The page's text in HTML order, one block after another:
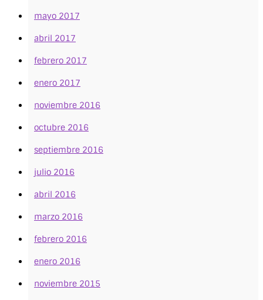
mayo 2017
abril 2017
febrero 2017
enero 2017
noviembre 2016
octubre 2016
septiembre 2016
julio 2016
abril 2016
marzo 2016
febrero 2016
enero 2016
noviembre 2015